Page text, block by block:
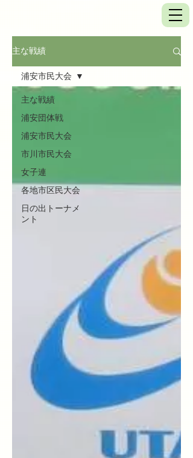
主な戦績
主な戦績
浦安団体戦
浦安市民大会
市川市民大会
女子連
各地市区民大会
日の出トーナメ
ント
浦安市民大会